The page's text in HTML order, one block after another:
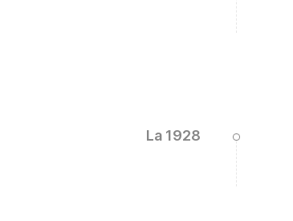
La 1928